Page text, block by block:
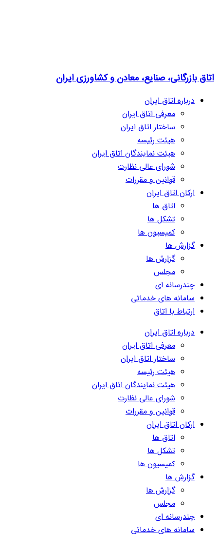
اتاق بازرگانی، صنایع، معادن و کشاورزی ایران
درباره اتاق ایران
معرفی اتاق ایران
ساختار اتاق ایران
هیئت رئیسه
هیئت نمایندگان اتاق ایران
شورای عالی نظارت
قوانین و مقررات
ارکان اتاق ایران
اتاق ها
تشکل ها
کمیسیون ها
گزارش ها
گزارش ها
مجلس
چندرسانه ای
سامانه های خدماتی
ارتباط با اتاق
درباره اتاق ایران
معرفی اتاق ایران
ساختار اتاق ایران
هیئت رئیسه
هیئت نمایندگان اتاق ایران
شورای عالی نظارت
قوانین و مقررات
ارکان اتاق ایران
اتاق ها
تشکل ها
کمیسیون ها
گزارش ها
گزارش ها
مجلس
چندرسانه ای
سامانه های خدماتی